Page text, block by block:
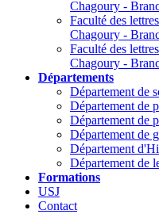
Chagoury -
Faculté des
Chagoury -
Faculté des
Chagoury -
Départements
Département de
Département de
Département de
Département de
Département
Département de
Formations
USJ
Contact